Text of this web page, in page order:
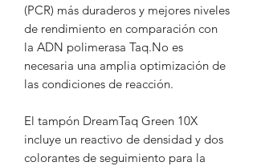
(PCR) más duraderos y mejores niveles
de rendimiento en comparación con
la ADN polimerasa Taq.No es
necesaria una amplia optimización de
las condiciones de reacción.
El tampón DreamTaq Green 10X
incluye un reactivo de densidad y dos
colorantes de seguimiento para la